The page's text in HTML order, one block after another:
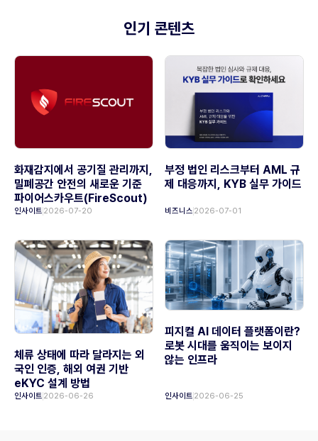
인기 콘텐츠
화재감지에서 공기질 관리까지,
밀폐공간 안전의 새로운 기준
파이어스카우트(FireScout)
인사이트 2026-07-20
부정 법인 리스크부터 AML 규
제 대응까지, KYB 실무 가이드
비즈니스 2026-07-01
체류 상태에 따라 달라지는 외
국인 인증, 해외 여권 기반
eKYC 설계 방법
인사이트 2026-06-26
피지컬 AI 데이터 플랫폼이란?
로봇 시대를 움직이는 보이지
않는 인프라
인사이트 2026-06-25